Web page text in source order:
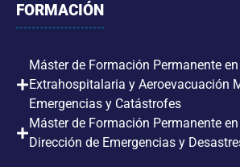
FORMACIÓN
Máster de Formación Permanente
Extrahospitalaria y Aeroevacuación
Emergencias y Catástrofes
Máster de Formación Permanente
Dirección de Emergencias y